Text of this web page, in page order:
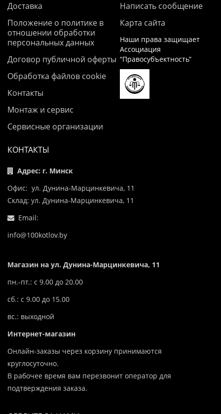
Доставка
Положение о политике в
отношении обработки
персональных данных
Договор публичной оферты
Обработка файлов cookie
Контакты
Монтаж и сервис
Сервисные организации
Написать сообщение
Карта сайта
Наши права защищает
Ассоциация
“Правосубъектность”
КОНТАКТЫ
Адрес: г. Минск
Офис: ул. Дунина-Марцинкевича, 11
Склад: ул. Дунина-Марцинкевича, 11
Email:
info@100kotlov.by
Магазин на ул. Дунина-Марцинкевича, 11
пн.-пт.: с 9.00 до 20.00
сб.: с 9.00 до 15.00
вс.: выходной
Интернет-магазин
Онлайн-заказы через корзину принимаются
круглосуточно.
В рабочее время вам перезвонит оператор для
подтверждения заказа.